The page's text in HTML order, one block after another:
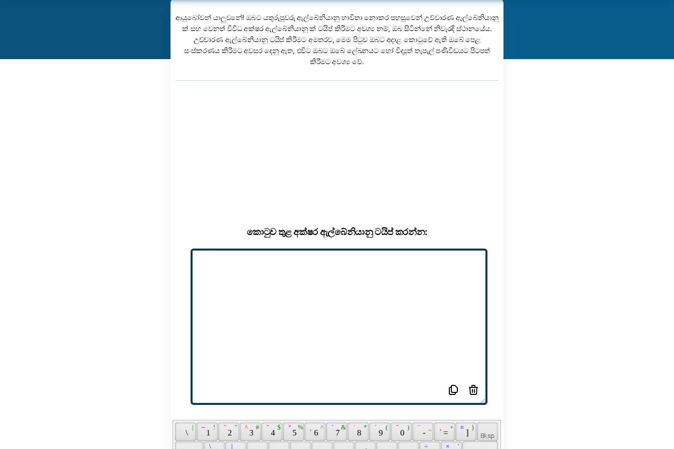
ආයුබෝවන් යාලුවනේ! ඔබට යතුරුපුවරු ඇල්බේනියානු භාවිතා නොකර පහසුවෙන් උච්චාරණ ඇල්බේනියානු
ක් සහ වෙනත් විවිධ අක්ෂර ඇල්බේනියානු ක් ටයිප් කිරීමට අවශ්‍ය නම්, ඔබ සිටින්නේ නිවැරදි ස්ථානයේය.
උච්චාරණ ඇල්බේනියානු ටයිප් කිරීමට අමතරව, මෙම පිටුව ඔබට අදාළ කොටුවේ ඇති ඔබේ පෙළ
සංස්කරණය කිරීමට අවසර දෙනු ඇත, එවිට ඔබට ඔබේ ලේඛනයට හෝ විද්‍යුත් තැපැල් පණිවිඩයට පිටපත්
කිරීමට අවශ්‍ය වේ.
කොටුව තුළ අක්ෂර ඇල්බේනියානු ටයිප් කරන්න:
\
|
1
!
~
2
"
ˇ
3
#
^
4
$
˘
5
%
°
6
^
7
&
`
8
*
˙
9
(
´
0
)
˝
-
¨
=
+
]
}
¤
\ | ÷ '
×